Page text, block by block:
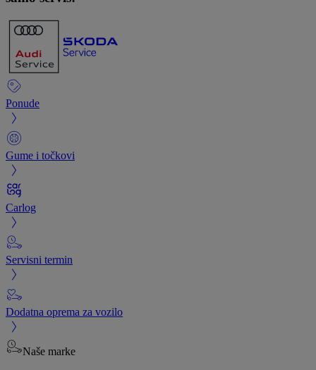
Ponude
Gume i točkovi
Carlog
Servisni termin
Dodatna oprema za vozilo
Naše marke